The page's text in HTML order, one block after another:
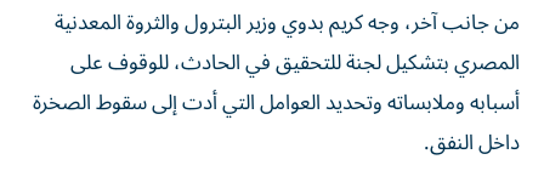
من جانب آخر، وجه كريم بدوي وزير البترول والثروة المعدنية
المصري بتشكيل لجنة للتحقيق في الحادث، للوقوف على
أسبابه وملابساته وتحديد العوامل التي أدت إلى سقوط الصخرة
داخل النفق.